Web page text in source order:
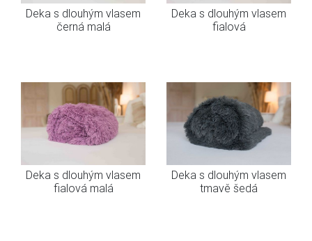
Deka s dlouhým vlasem
černá malá
Deka s dlouhým vlasem
fialová
Deka s dlouhým vlasem
fialová malá
Deka s dlouhým vlasem
tmavě šedá